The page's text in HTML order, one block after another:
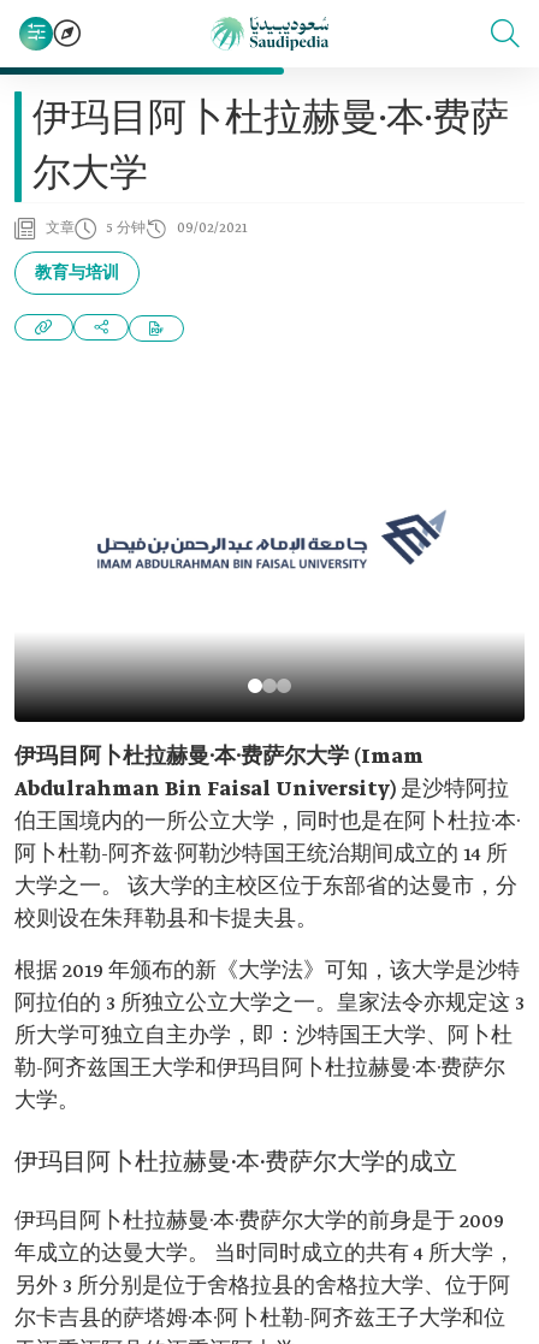
伊玛目阿卜杜拉赫曼·本·费萨
尔大学
文章 5 分钟 09/02/2021
教育与培训
伊玛目阿卜杜拉赫曼·本·费萨尔大学 (Imam
Abdulrahman Bin Faisal University) 是沙特阿拉
伯王国境内的一所公立大学，同时也是在阿卜杜拉·本·
阿卜杜勒-阿齐兹·阿勒沙特国王统治期间成立的 14 所
大学之一。 该大学的主校区位于东部省的达曼市，分
校则设在朱拜勒县和卡提夫县。
根据 2019 年颁布的新《大学法》可知，该大学是沙特
阿拉伯的 3 所独立公立大学之一。皇家法令亦规定这 3
所大学可独立自主办学，即：沙特国王大学、阿卜杜
勒-阿齐兹国王大学和伊玛目阿卜杜拉赫曼·本·费萨尔
大学。
伊玛目阿卜杜拉赫曼·本·费萨尔大学的成立
伊玛目阿卜杜拉赫曼·本·费萨尔大学的前身是于 2009
年成立的达曼大学。 当时同时成立的共有 4 所大学，
另外 3 所分别是位于舍格拉县的舍格拉大学、位于阿
尔卡吉县的萨塔姆·本·阿卜杜勒-阿齐兹王子大学和位